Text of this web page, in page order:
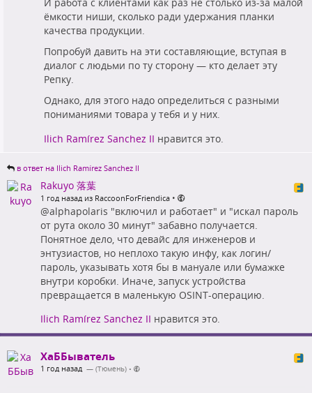
И работа с клиентами как раз не столько из-за малой
ёмкости ниши, сколько ради удержания планки
качества продукции.
Попробуй давить на эти составляющие, вступая в
диалог с людьми по ту сторону — кто делает эту
Репку.
Однако, для этого надо определиться с разными
пониманиями товара у тебя и у них.
Ilich Ramírez Sanchez II нравится это.
в ответ на Ilich Ramírez Sanchez II
Rakuyo 落葉
1 год назад из RaccoonForFriendica •
@alphapolaris "включил и работает" и "искал пароль
от рута около 30 минут" забавно получается.
Понятное дело, что девайс для инженеров и
энтузиастов, но неплохо такую инфу, как логин/
пароль, указывать хотя бы в мануале или бумажке
внутри коробки. Иначе, запуск устройства
превращается в маленькую OSINT-операцию.
Ilich Ramírez Sanchez II нравится это.
ХаББыватель
1 год назад — (Тюмень) •